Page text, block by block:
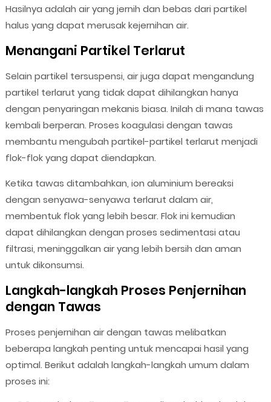
Hasilnya adalah air yang jernih dan bebas dari partikel
halus yang dapat merusak kejernihan air.
Menangani Partikel Terlarut
Selain partikel tersuspensi, air juga dapat mengandung
partikel terlarut yang tidak dapat dihilangkan hanya
dengan penyaringan mekanis biasa. Inilah di mana tawas
kembali berperan. Proses koagulasi dengan tawas
membantu mengubah partikel-partikel terlarut menjadi
flok-flok yang dapat diendapkan.
Ketika tawas ditambahkan, ion aluminium bereaksi
dengan senyawa-senyawa terlarut dalam air,
membentuk flok yang lebih besar. Flok ini kemudian
dapat dihilangkan dengan proses sedimentasi atau
filtrasi, meninggalkan air yang lebih bersih dan aman
untuk dikonsumsi.
Langkah-langkah Proses Penjernihan
dengan Tawas
Proses penjernihan air dengan tawas melibatkan
beberapa langkah penting untuk mencapai hasil yang
optimal. Berikut adalah langkah-langkah umum dalam
proses ini: